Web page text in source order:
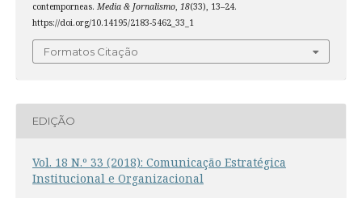
contemporneas. Media & Jornalismo, 18(33), 13–24.
https://doi.org/10.14195/2183-5462_33_1
Formatos Citação
EDIÇÃO
Vol. 18 N.º 33 (2018): Comunicação Estratégica
Institucional e Organizacional